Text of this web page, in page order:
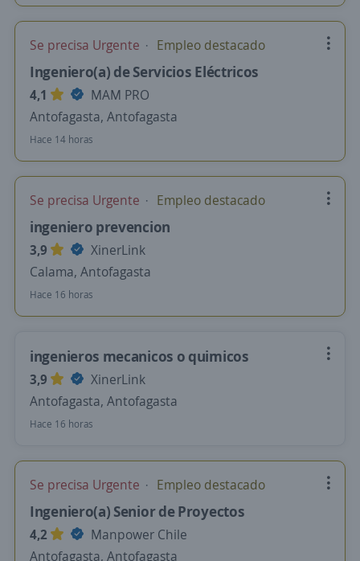
Se precisa Urgente Empleo destacado
Ingeniero(a) de Servicios Eléctricos
4,1
MAM PRO
Antofagasta, Antofagasta
Hace 14 horas
Se precisa Urgente Empleo destacado
ingeniero prevencion
3,9
XinerLink
Calama, Antofagasta
Hace 16 horas
ingenieros mecanicos o quimicos
3,9
XinerLink
Antofagasta, Antofagasta
Hace 16 horas
Se precisa Urgente Empleo destacado
Ingeniero(a) Senior de Proyectos
4,2
Manpower Chile
Antofagasta, Antofagasta